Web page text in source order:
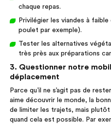
chaque repas.
Privilégier les viandes à
poulet par exemple).
Tester les alternatives
très près aux préparations
3. Questionner notre
déplacement
Parce qu’il ne s’agit pas de
aime découvrir le monde, la
de limiter les trajets, mais
quand cela est possible. Par